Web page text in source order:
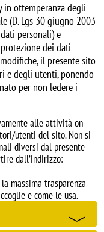
in ottemperanza degli
(D. Lgs 30 giugno 2003
personali) e
dei dati
il presente sito
e degli utenti, ponendo
per non ledere i
alle attività on-
utenti del sito. Non si
diversi dal presente
dall’indirizzo:
massima trasparenza
e come le usa.